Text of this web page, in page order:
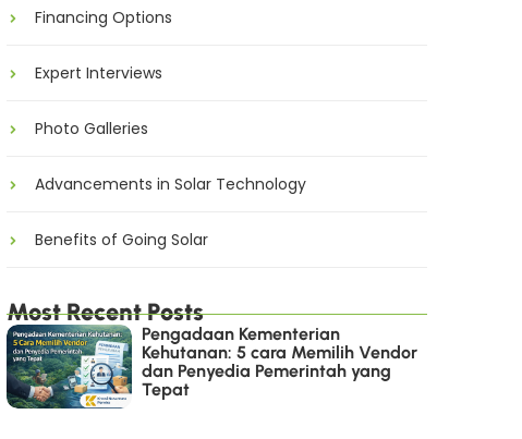
Financing Options
Expert Interviews
Photo Galleries
Advancements in Solar Technology
Benefits of Going Solar
Most Recent Posts
Pengadaan Kementerian
Kehutanan: 5 cara Memilih Vendor
dan Penyedia Pemerintah yang
Tepat